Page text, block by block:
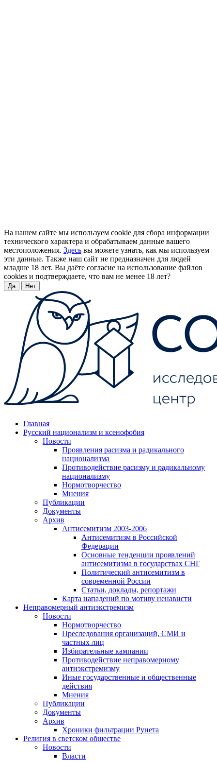
На нашем сайте мы используем cookie для сбора информации
технического характера и обрабатываем данные вашего
местоположения. Здесь вы можете узнать, как мы используем
эти данные. Также наш сайт не предназначен для людей
младше 18 лет. Вы даёте согласие на использование файлов
cookies и подтверждаете, что вам не менее 18 лет?
Да Нет
Главная
Русский национализм и ксенофобия
Новости
Проявления расизма и радикального
национализма
Противодействие расизму и радикальному
национализму
Нормотворчество
Мнения
Публикации
Документы
Архив
Антисемитизм 2003-2006
Антисемитизм в Российской
Федерации
Основные тенденции проявлений
антисемитизма в государствах СНГ
Политический антисемитизм в
современной России
Статьи, доклады, репортажи
Карта нападений по мотиву ненависти
Неправомерный антиэкстремизм
Новости
Нормотворчество
Преследования организаций, СМИ и
частных лиц
Избирательные кампании
Противодействие неправомерному
антиэкстремизму
Иные государственные и общественные
действия
Мнения
Публикации
Документы
Архив
Хроники фильтрации Рунета
Религия в светском обществе
Новости
Власти